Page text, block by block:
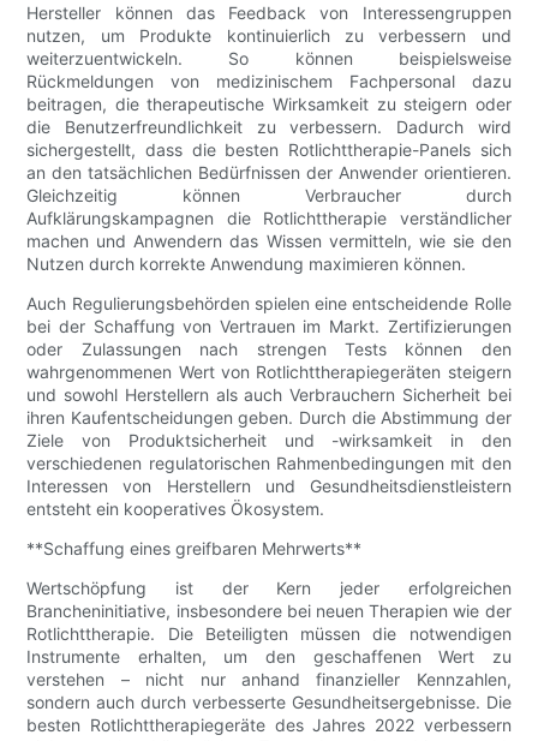
Hersteller können das Feedback von Interessengruppen
nutzen, um Produkte kontinuierlich zu verbessern und
weiterzuentwickeln. So können beispielsweise
Rückmeldungen von medizinischem Fachpersonal dazu
beitragen, die therapeutische Wirksamkeit zu steigern oder
die Benutzerfreundlichkeit zu verbessern. Dadurch wird
sichergestellt, dass die besten Rotlichttherapie-Panels sich
an den tatsächlichen Bedürfnissen der Anwender orientieren.
Gleichzeitig können Verbraucher durch
Aufklärungskampagnen die Rotlichttherapie verständlicher
machen und Anwendern das Wissen vermitteln, wie sie den
Nutzen durch korrekte Anwendung maximieren können.
Auch Regulierungsbehörden spielen eine entscheidende Rolle
bei der Schaffung von Vertrauen im Markt. Zertifizierungen
oder Zulassungen nach strengen Tests können den
wahrgenommenen Wert von Rotlichttherapiegeräten steigern
und sowohl Herstellern als auch Verbrauchern Sicherheit bei
ihren Kaufentscheidungen geben. Durch die Abstimmung der
Ziele von Produktsicherheit und -wirksamkeit in den
verschiedenen regulatorischen Rahmenbedingungen mit den
Interessen von Herstellern und Gesundheitsdienstleistern
entsteht ein kooperatives Ökosystem.
**Schaffung eines greifbaren Mehrwerts**
Wertschöpfung ist der Kern jeder erfolgreichen
Brancheninitiative, insbesondere bei neuen Therapien wie der
Rotlichttherapie. Die Beteiligten müssen die notwendigen
Instrumente erhalten, um den geschaffenen Wert zu
verstehen – nicht nur anhand finanzieller Kennzahlen,
sondern auch durch verbesserte Gesundheitsergebnisse. Die
besten Rotlichttherapiegeräte des Jahres 2022 verbessern